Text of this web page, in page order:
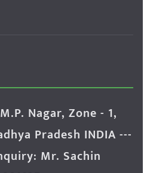
Nagar, Zone - 1,
Pradesh INDIA ---
Mr. Sachin